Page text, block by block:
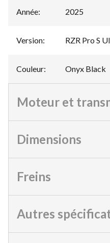
Année: 2025
Version: RZR Pro S
Couleur: Onyx Black
Moteur et
Dimensions
Freins
Autres